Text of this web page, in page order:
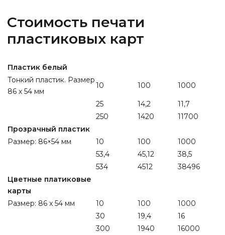
Стоимость печати
пластиковых карт
Пластик белый
Тонкий пластик. Размер
86 х 54 мм
10 100 1000
25 14,2
11,7
250
1420
11700
Прозрачный пластик
Размер: 86×54 мм
10 100
1000
53,4
45,12
38,5
534
4512
38496
Цветные платиковые
карты
Размер: 86 x 54 мм
10 100
1000
30
19,4
16
300
1940 16000